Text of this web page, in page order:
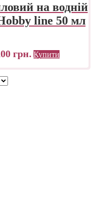
на водній
line 50 мл
грн. Купити